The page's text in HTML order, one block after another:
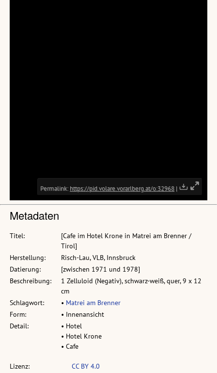
Metadaten
Titel:
[Cafe im Hotel Krone in Matrei am Brenner /
Tirol]
Herstellung:
Risch-Lau, VLB, Innsbruck
Datierung:
[zwischen 1971 und 1978]
Beschreibung:
1 Zelluloid (Negativ), schwarz-weiß, quer, 9 x 12
cm
Schlagwort:
• Matrei am Brenner
Form:
• Innenansicht
Detail:
• Hotel
• Hotel Krone
• Cafe
Lizenz:
CC BY 4.0